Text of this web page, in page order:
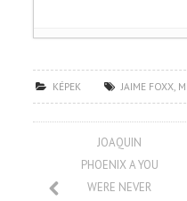
KÉPEK JAIME FOXX,
JOAQUIN
PHOENIX A YOU
WERE NEVER